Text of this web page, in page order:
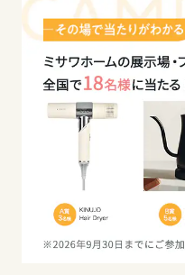
福岡県
佐賀県
熊本県